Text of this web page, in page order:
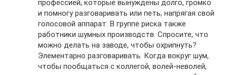
профессией, которые вынуждены долго, громко
и помногу разговаривать или петь, напрягая свой
голосовой аппарат. В группе риска также
работники шумных производств. Спросите, что
можно делать на заводе, чтобы охрипнуть?
Элементарно разговаривать. Когда вокруг шум,
чтобы пообщаться с коллегой, волей-неволей,